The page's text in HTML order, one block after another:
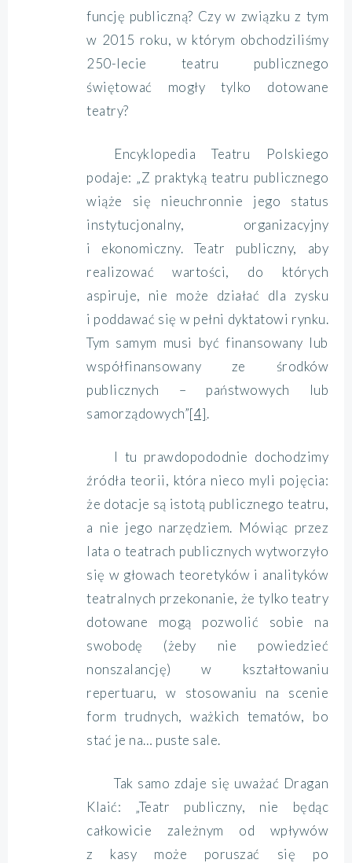
funcję publiczną? Czy w związku z tym
w 2015 roku, w którym obchodziliśmy
250-lecie teatru publicznego
świętować mogły tylko dotowane
teatry?
Encyklopedia Teatru Polskiego
podaje: „Z praktyką teatru publicznego
wiąże się nieuchronnie jego status
instytucjonalny, organizacyjny
i ekonomiczny. Teatr publiczny, aby
realizować wartości, do których
aspiruje, nie może działać dla zysku
i poddawać się w pełni dyktatowi rynku.
Tym samym musi być finansowany lub
współfinansowany ze środków
publicznych – państwowych lub
samorządowych”[4].
I tu prawdopododnie dochodzimy
źródła teorii, która nieco myli pojęcia:
że dotacje są istotą publicznego teatru,
a nie jego narzędziem. Mówiąc przez
lata o teatrach publicznych wytworzyło
się w głowach teoretyków i analityków
teatralnych przekonanie, że tylko teatry
dotowane mogą pozwolić sobie na
swobodę (żeby nie powiedzieć
nonszalancję) w kształtowaniu
repertuaru, w stosowaniu na scenie
form trudnych, ważkich tematów, bo
stać je na… puste sale.
Tak samo zdaje się uważać Dragan
Klaić: „Teatr publiczny, nie będąc
całkowicie zależnym od wpływów
z kasy może poruszać się po